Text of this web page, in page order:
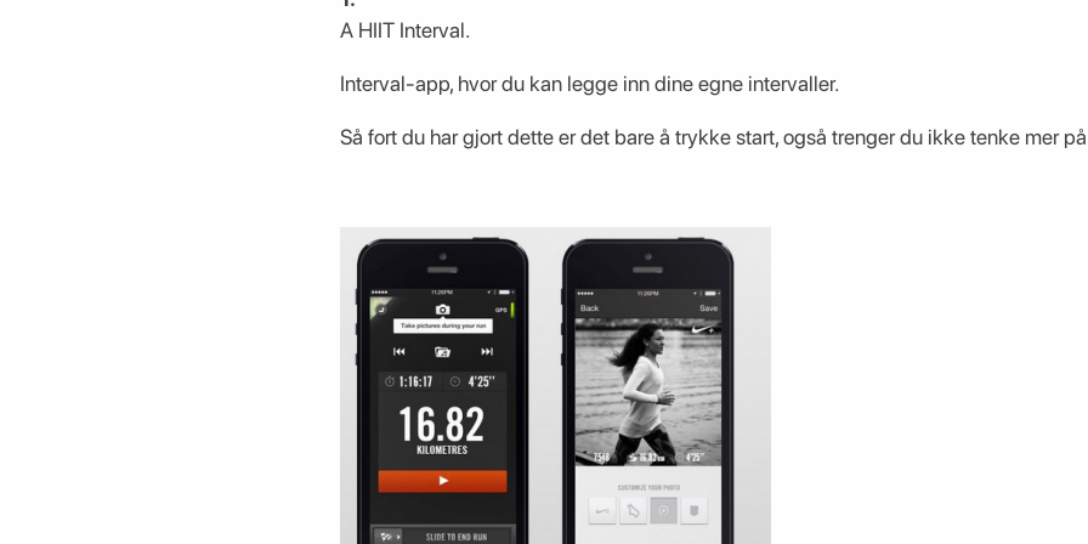
A HIIT Interval.
Interval-app, hvor du kan legge inn dine egne intervaller.
Så fort du har gjort dette er det bare å trykke start, også trenger du ikke tenke mer